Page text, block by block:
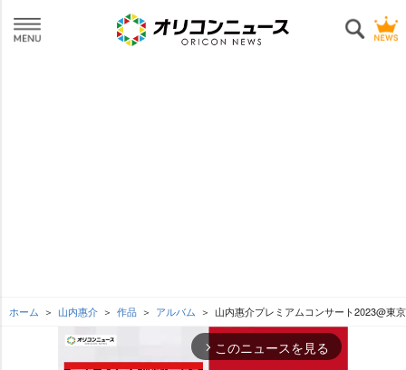
ホーム 山内惠介 作品 アルバム 山内惠介プレミアムコンサート2023@東
arrow_forward_ios このニュースを見る